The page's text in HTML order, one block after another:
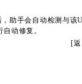
助手会自动检测与该
动修复。
[